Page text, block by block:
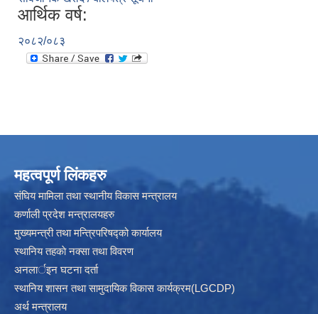
आर्थिक वर्ष:
२०८२/०८३
महत्वपूर्ण लिंकहरु
संघिय मामिला तथा स्थानीय विकास मन्त्रालय
कर्णाली प्रदेश मन्त्रालयहरु
मुख्यमन्त्री तथा मन्त्रिपरिषद्को कार्यालय
स्थानिय तहकाे नक्सा तथा विवरण
अनलार्इन घटना दर्ता
स्थानिय शासन तथा सामुदायिक विकास कार्यक्रम(LGCDP)
अर्थ मन्त्रालय